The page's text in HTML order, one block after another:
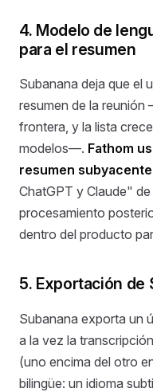
4. Modelo de
para el resumen
Subanana deja que el
resumen de la
frontera, y la lista
modelos—. Fathom
resumen
ChatGPT y Claude"
procesamiento
dentro del producto
5. Exportación de
Subanana exporta un
a la vez la
(uno encima del otro
bilingüe: un idioma